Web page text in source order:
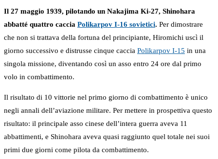
Il 27 maggio 1939, pilotando un Nakajima Ki-27, Shinohara
abbatté quattro caccia Polikarpov I-16 sovietici. Per dimostrare
che non si trattava della fortuna del principiante, Hiromichi uscì il
giorno successivo e distrusse cinque caccia Polikarpov I-15 in una
singola missione, diventando così un asso entro 24 ore dal primo
volo in combattimento.
Il risultato di 10 vittorie nel primo giorno di combattimento è unico
negli annali dell’aviazione militare. Per mettere in prospettiva questo
risultato: il principale asso cinese dell’intera guerra aveva 11
abbattimenti, e Shinohara aveva quasi raggiunto quel totale nei suoi
primi due giorni come pilota da combattimento.